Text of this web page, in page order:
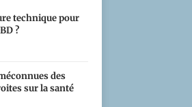
technique pour
?
des
sur la santé